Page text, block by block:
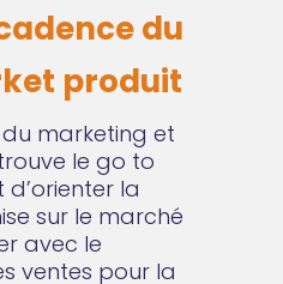
du
produit
du marketing et
le go to
d’orienter la
sur le marché
avec le
ventes pour la